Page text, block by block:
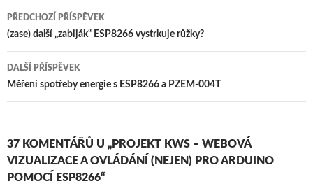
Navigace
pro
příspěvky
PŘEDCHOZÍ PŘÍSPĚVEK
(zase) další „zabiják“ ESP8266 vystrkuje růžky?
DALŠÍ PŘÍSPĚVEK
Měření spotřeby energie s ESP8266 a PZEM-004T
37 KOMENTÁŘŮ U „PROJEKT KWS – WEBOVÁ
VIZUALIZACE A OVLÁDÁNÍ (NEJEN) PRO ARDUINO
POMOCÍ ESP8266“